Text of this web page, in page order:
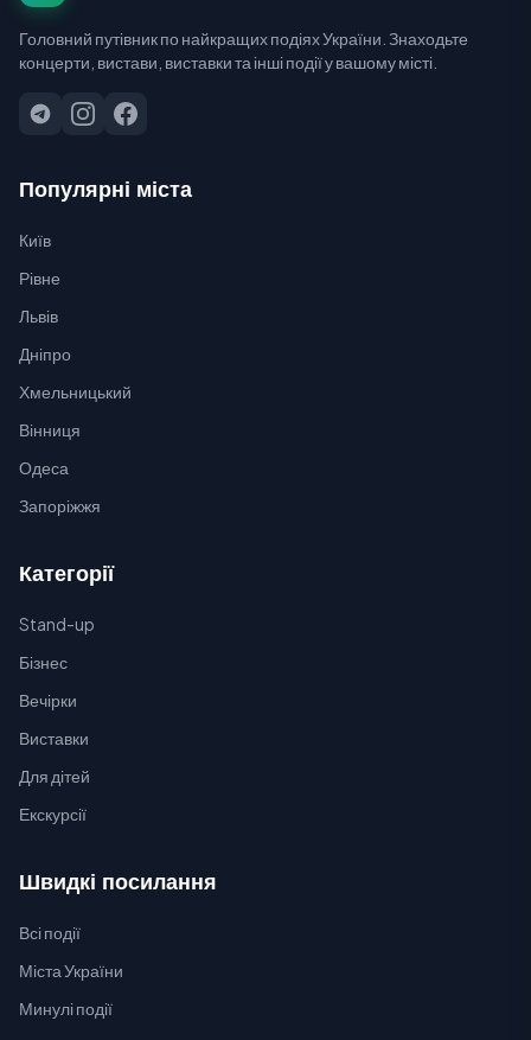
Головний путівник по найкращих подіях України. Знаходьте
концерти, вистави, виставки та інші події у вашому місті.
Популярні міста
Київ
Рівне
Львів
Дніпро
Хмельницький
Вінниця
Одеса
Запоріжжя
Категорії
Stand-up
Бізнес
Вечірки
Виставки
Для дітей
Екскурсії
Швидкі посилання
Всі події
Міста України
Минулі події